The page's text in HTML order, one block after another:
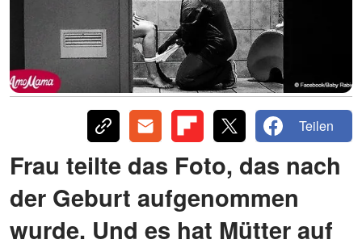
Teilen
Frau teilte das Foto, das nach
der Geburt aufgenommen
wurde. Und es hat Mütter auf